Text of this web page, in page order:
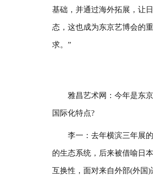
基础，并通过海外拓展，让
态，这也成为东京艺博会的
求。”
雅昌艺术网：今年是东京
国际化特点?
李一：去年横滨三年展的
的生态系统，后来被借喻日
互换性，面对来自外部(外国)